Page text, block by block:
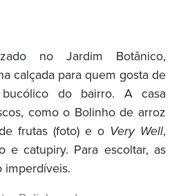
no Jardim Botânico,
calçada para quem gosta de
do bairro. A casa
como o Bolinho de arroz
frutas (foto) e o Very Well,
e catupiry. Para escoltar, as
imperdíveis.